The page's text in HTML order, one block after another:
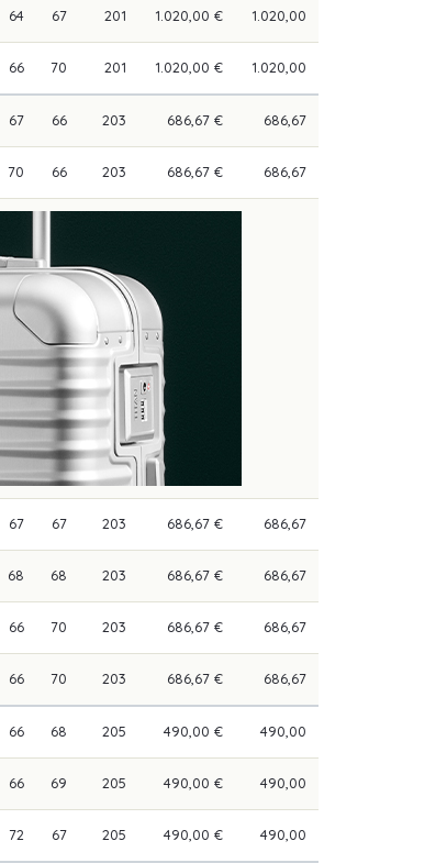
64 67 201 1.020,00 € 1.020,00
66 70 201 1.020,00 € 1.020,00
67 66 203 686,67 € 686,67
70 66 203 686,67 € 686,67
67 67 203 686,67 € 686,67
68 68 203 686,67 € 686,67
66 70 203 686,67 € 686,67
66 70 203 686,67 € 686,67
66 68 205 490,00 € 490,00
66 69 205 490,00 € 490,00
72 67 205 490,00 € 490,00